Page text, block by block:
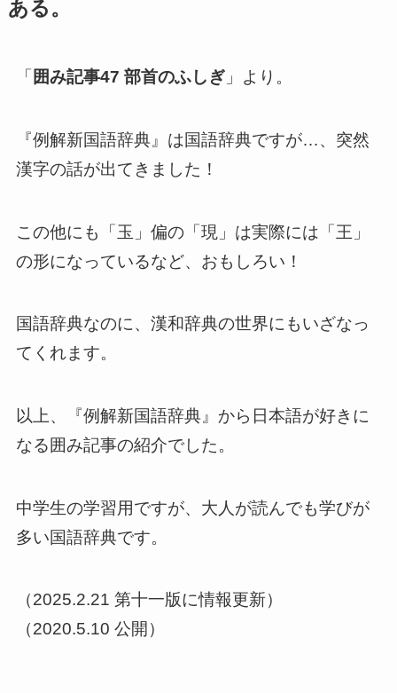
ある。
「 囲み記事47 部首のふしぎ」より。
『例解新国語辞典』は国語辞典ですが…、突然
漢字の話が出てきました！
この他にも「玉」偏の「現」は実際には「王」
の形になっているなど、おもしろい！
国語辞典なのに、漢和辞典の世界にもいざなっ
てくれます。
以上、『例解新国語辞典』から日本語が好きに
なる囲み記事の紹介でした。
中学生の学習用ですが、大人が読んでも学びが
多い国語辞典です。
（2025.2.21 第十一版に情報更新）
（2020.5.10 公開）